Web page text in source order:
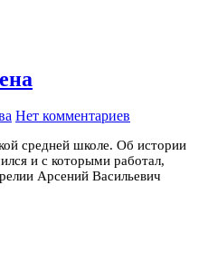
Нет комментариев
средней школе. Об истории
и с которыми работал,
Арсений Васильевич